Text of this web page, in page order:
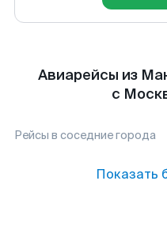
Авиарейсы из
с
Рейсы в соседние города
Показать